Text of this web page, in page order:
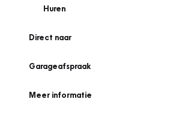
Huren
Direct naar
Garageafspraak
Meer informatie